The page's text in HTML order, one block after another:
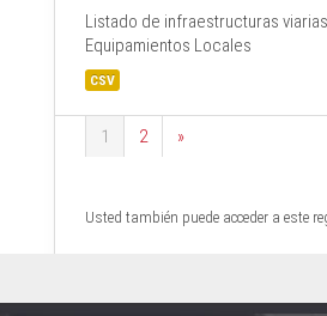
Listado de infraestructuras
Equipamientos Locales
CSV
1 2 »
Usted también puede acceder a este